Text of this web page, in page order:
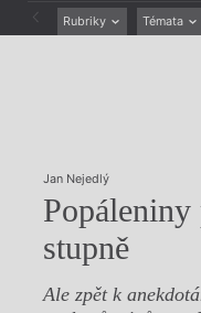
Rubriky Témata
Jan Nejedlý
stupně
Ale zpět k